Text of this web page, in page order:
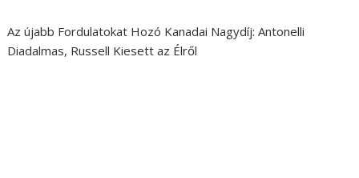
Az újabb Fordulatokat Hozó Kanadai Nagydíj: Antonelli
Diadalmas, Russell Kiesett az Élről